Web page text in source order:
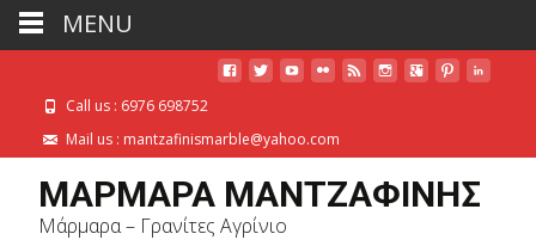
Call us : 6976 698752
Mail us : mantzafinismarble@yahoo.com
ΜΑΡΜΑΡΑ ΜΑΝΤΖΑΦΙΝΗΣ
Μάρμαρα – Γρανίτες Αγρίνιο
MENU